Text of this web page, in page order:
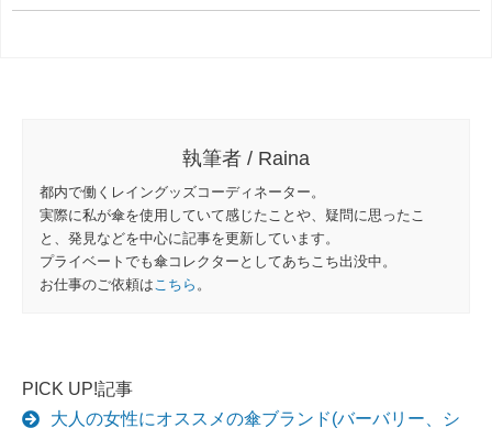
執筆者 / Raina
都内で働くレイングッズコーディネーター。
実際に私が傘を使用していて感じたことや、疑問に思ったこ
と、発見などを中心に記事を更新しています。
プライベートでも傘コレクターとしてあちこち出没中。
お仕事のご依頼は こちら 。
PICK UP!記事
大人の女性にオススメの傘ブランド(バーバリー、シ